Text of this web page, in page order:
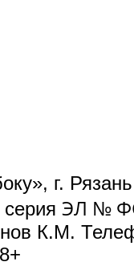
г.
ЭЛ №
К.М.
e-mail)